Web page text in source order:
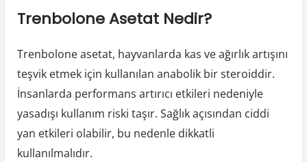
Trenbolone Asetat Nedir?
Trenbolone asetat, hayvanlarda kas ve ağırlık artışını
teşvik etmek için kullanılan anabolik bir steroiddir.
İnsanlarda performans artırıcı etkileri nedeniyle
yasadışı kullanım riski taşır. Sağlık açısından ciddi
yan etkileri olabilir, bu nedenle dikkatli
kullanılmalıdır.